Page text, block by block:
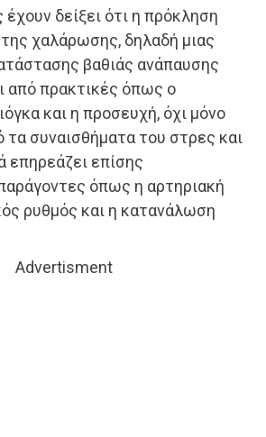
δείξει ότι η πρόκληση
χαλάρωσης, δηλαδή μιας
βαθιάς ανάπαυσης
από πρακτικές όπως ο
και η προσευχή, όχι μόνο
τα συναισθήματα του στρες και
επηρεάζει επίσης
όπως η αρτηριακή
ρυθμός και η κατανάλωση
Advertisment